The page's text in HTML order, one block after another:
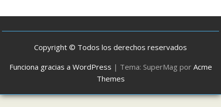
Copyright © Todos los derechos reservados
Funciona gracias a WordPress | Tema: SuperMag por Acme
Themes